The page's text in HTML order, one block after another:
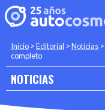
Inicio >Editorial >Noticias >
completo
NOTICIAS